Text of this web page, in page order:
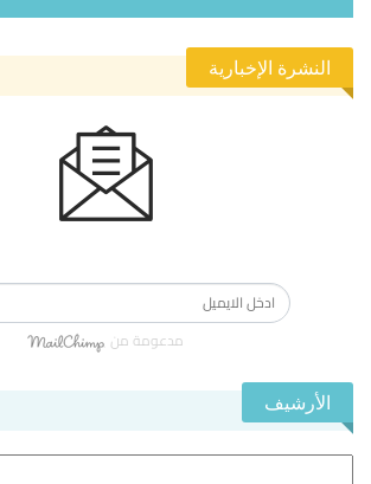
النشرة الإخبارية
مدعومة من
الأرشيف